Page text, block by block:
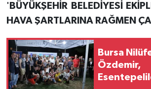
' BÜYÜKŞEHİR BELEDİYESİ
HAVA ŞARTLARINA RAĞMEN
Bursa
Özdemir,